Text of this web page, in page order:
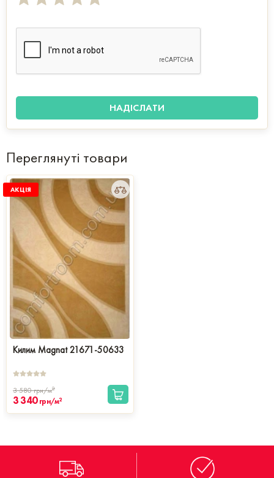
Переглянуті товари
АКЦІЯ
Килим Magnat 21671-50633
3 580грн/м2
3 340 грн/м2